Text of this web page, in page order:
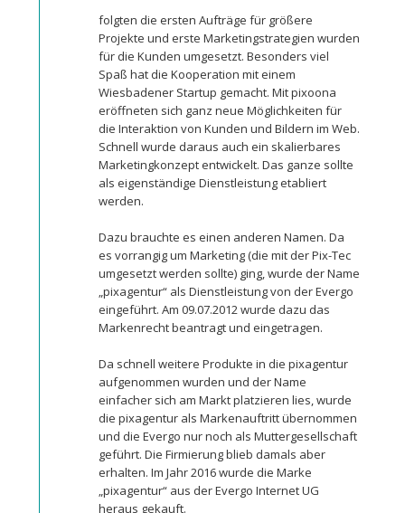
folgten die ersten Aufträge für größere
Projekte und erste Marketingstrategien wurden
für die Kunden umgesetzt. Besonders viel
Spaß hat die Kooperation mit einem
Wiesbadener Startup gemacht. Mit pixoona
eröffneten sich ganz neue Möglichkeiten für
die Interaktion von Kunden und Bildern im Web.
Schnell wurde daraus auch ein skalierbares
Marketingkonzept entwickelt. Das ganze sollte
als eigenständige Dienstleistung etabliert
werden.
Dazu brauchte es einen anderen Namen. Da
es vorrangig um Marketing (die mit der Pix-Tec
umgesetzt werden sollte) ging, wurde der Name
„pixagentur“ als Dienstleistung von der Evergo
eingeführt. Am 09.07.2012 wurde dazu das
Markenrecht beantragt und eingetragen.
Da schnell weitere Produkte in die pixagentur
aufgenommen wurden und der Name
einfacher sich am Markt platzieren lies, wurde
die pixagentur als Markenauftritt übernommen
und die Evergo nur noch als Muttergesellschaft
geführt. Die Firmierung blieb damals aber
erhalten. Im Jahr 2016 wurde die Marke
„pixagentur“ aus der Evergo Internet UG
heraus gekauft.